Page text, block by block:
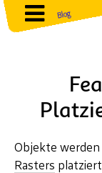
Blog
Objekte
Rasters